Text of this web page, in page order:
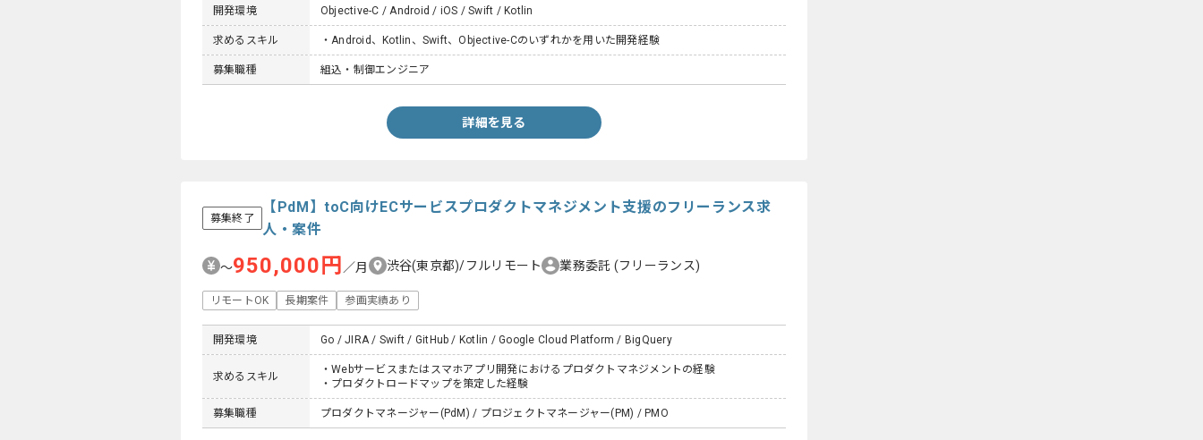
開発環境 Objective-C / Android / iOS / Swift / Kotlin
求めるスキル ・Android、Kotlin、Swift、Objective-Cのいずれかを用いた開発経験
募集職種 組込・制御エンジニア
詳細を見る
募集終了
【PdM】toC向けECサービスプロダクトマネジメント支援のフリーランス求
人・案件
〜950,000円 ／月 渋谷(東京都)/フルリモート 業務委託 (フリーランス)
リモートOK 長期案件 参画実績あり
開発環境 Go / JIRA / Swift / GitHub / Kotlin / Google Cloud Platform / BigQuery
求めるスキル
・Webサービスまたはスマホアプリ開発におけるプロダクトマネジメントの経験
・プロダクトロードマップを策定した経験
募集職種 プロダクトマネージャー(PdM) / プロジェクトマネージャー(PM) / PMO